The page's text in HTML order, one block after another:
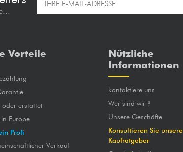
Vorteile
oder erstattet
Europe
Profi
Verkauf
Nützliche
Informationen
kontaktiere uns
Wer sind wir ?
Unsere Geschäfte
Konsultieren Sie unsere
Kaufratgeber